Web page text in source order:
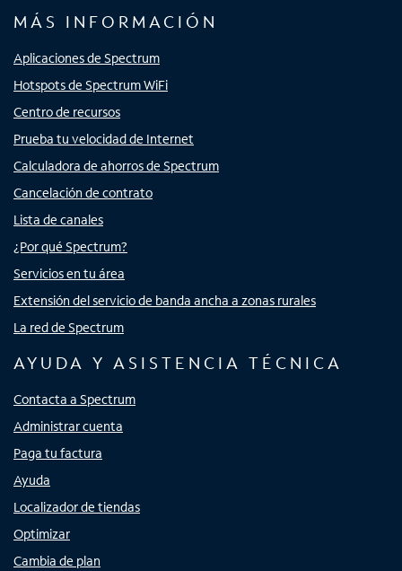
MÁS INFORMACIÓN
Aplicaciones de Spectrum
Hotspots de Spectrum WiFi
Centro de recursos
Prueba tu velocidad de Internet
Calculadora de ahorros de Spectrum
Cancelación de contrato
Lista de canales
¿Por qué Spectrum?
Servicios en tu área
Extensión del servicio de banda ancha a zonas rurales
La red de Spectrum
AYUDA Y ASISTENCIA TÉCNICA
Contacta a Spectrum
Administrar cuenta
Paga tu factura
Ayuda
Localizador de tiendas
Optimizar
Cambia de plan